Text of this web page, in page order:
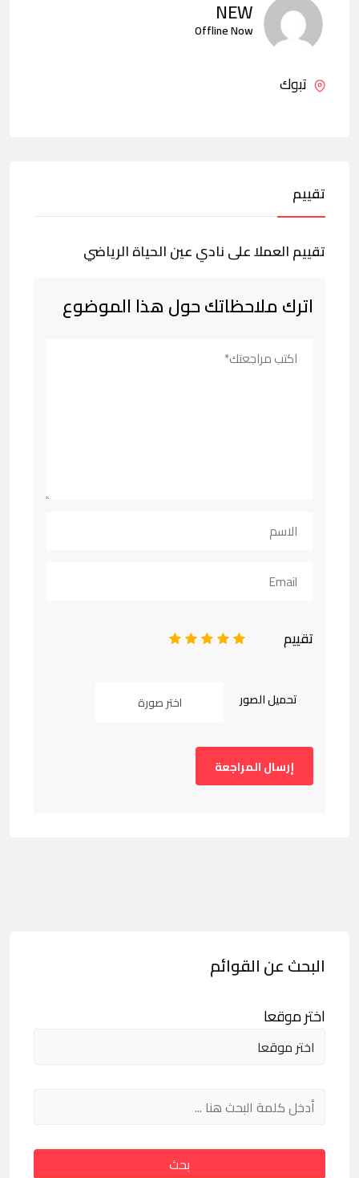
NEW
Offline Now
تبوك
تقييم
تقييم العملا على نادي عين الحياة الرياضي
اترك ملاحظاتك حول هذا الموضوع
تقييم 5
4
3
2
تحميل الصور اختر صورة
البحث عن القوائم
اختر موقعا
بحث